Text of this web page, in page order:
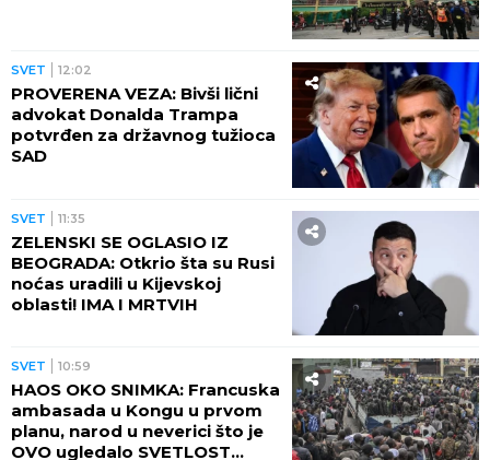
SVET 12:02
PROVERENA VEZA: Bivši lični
advokat Donalda Trampa
potvrđen za državnog tužioca
SAD
SVET 11:35
ZELENSKI SE OGLASIO IZ
BEOGRADA: Otkrio šta su Rusi
noćas uradili u Kijevskoj
oblasti! IMA I MRTVIH
SVET 10:59
HAOS OKO SNIMKA: Francuska
ambasada u Kongu u prvom
planu, narod u neverici što je
OVO ugledalo SVETLOST